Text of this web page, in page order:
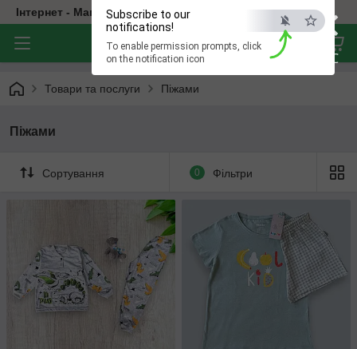
×
ESC
Subscribe to our
notifications!
To enable permission prompts, click
on the notification icon
Інтернет - Магазин Дитячого Одягу
Товари та послуги Піжами
Піжами
Сортування 0 Фільтри